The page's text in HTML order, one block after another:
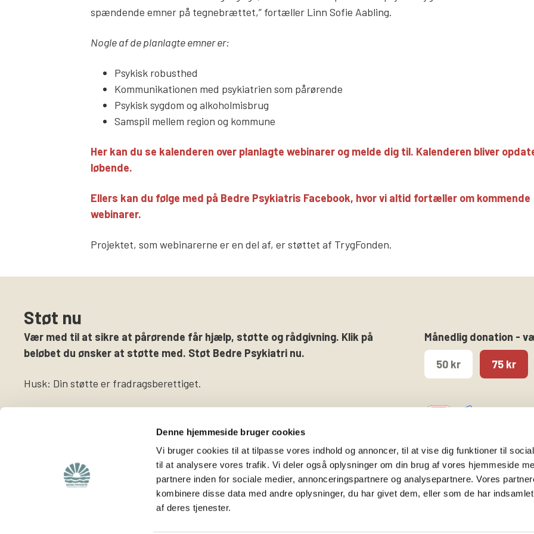
Denne hjemmeside bruger cookies
Vi bruger cookies til at tilpasse vores indhold og annoncer, til at vise dig funktioner til
til at analysere vores trafik. Vi deler også oplysninger om din brug af vores hjemmeside
partnere inden for sociale medier, annonceringspartnere og analysepartnere. Vores
kombinere disse data med andre oplysninger, du har givet dem, eller som de har
af deres tjenester.
spændende emner på tegnebrættet,” fortæller Linn Sofie Aabling.
Nogle af de planlagte emner er:
Psykisk robusthed
Kommunikationen med psykiatrien som pårørende
Psykisk sygdom og alkoholmisbrug
Samspil mellem region og kommune
Her kan du se kalenderen over planlagte webinarer og melde dig til. Kalenderen bliver
løbende.
Ellers kan du følge med på Bedre Psykiatris Facebook, hvor vi altid fortæller om kommende
webinarer.
Projektet, som webinarerne er en del af, er støttet af TrygFonden.
Støt nu
Vær med til at sikre at pårørende får hjælp, støtte og rådgivning. Klik på
beløbet du ønsker at støtte med. Støt Bedre Psykiatri nu.
Husk: Din støtte er fradragsberettiget.
Månedlig donation -
50 kr 75 kr
Støt os
Støt foreningen
Bliv medlem
Følg os på
Twitter
Kontakt
1457 København K